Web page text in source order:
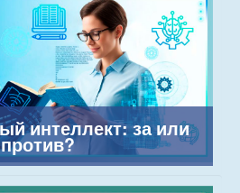
интеллект: за или
против?